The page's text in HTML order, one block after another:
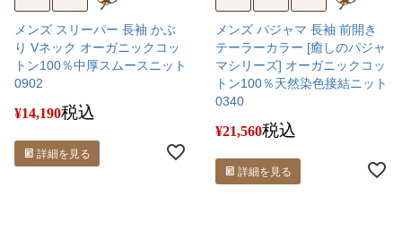
メンズ スリーパー 長袖 かぶ
り Vネック オーガニックコッ
トン100％中厚スムースニット
0902
¥14,190税込
詳細を見る
メンズ パジャマ 長袖 前開き
テーラーカラー [癒しのパジャ
マシリーズ] オーガニックコッ
トン100％天然染色接結ニット
0340
¥21,560税込
詳細を見る